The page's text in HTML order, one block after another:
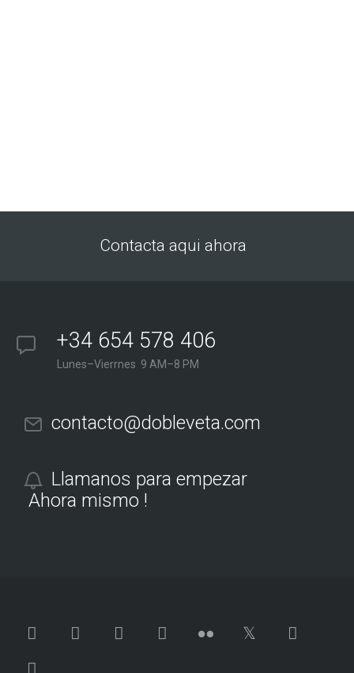
Contacta aqui ahora
+34 654 578 406
Lunes–Vierrnes 9 AM–8 PM
contacto@dobleveta.com
Llamanos para empezar
Ahora mismo !